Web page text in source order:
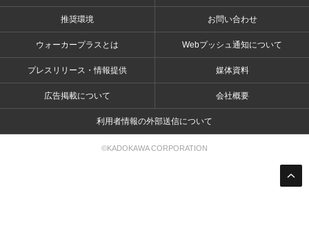
推奨環境 お問い合わせ
ウォーカープラスとは Webプッシュ通知について
プレスリリース・情報提供 媒体資料
広告掲載について 会社概要
利用者情報の外部送信について
©KADOKAWA CORPORATION